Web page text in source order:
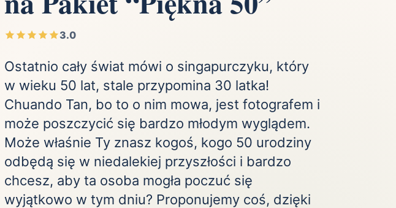
Różne okazje
Pewność siebie
Bydgoszcz
Ciechocinek
Gorzów
Wielkopolski
Kraków
3.0
Ostatnio cały świat mówi o singapurczyku, który
w wieku 50 lat, stale przypomina 30 latka!
Chuando Tan, bo to o nim mowa, jest fotografem i
może poszczycić się bardzo młodym wyglądem.
Może właśnie Ty znasz kogoś, kogo 50 urodziny
odbędą się w niedalekiej przyszłości i bardzo
chcesz, aby ta osoba mogła poczuć się
wyjątkowo w tym dniu? Proponujemy coś, dzięki